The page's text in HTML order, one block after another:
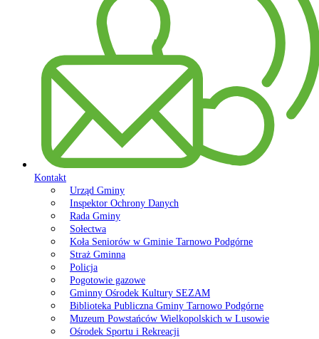
Kontakt
Urząd Gminy
Inspektor Ochrony Danych
Rada Gminy
Sołectwa
Koła Seniorów w Gminie Tarnowo Podgórne
Straż Gminna
Policja
Pogotowie gazowe
Gminny Ośrodek Kultury SEZAM
Biblioteka Publiczna Gminy Tarnowo Podgórne
Muzeum Powstańców Wielkopolskich w Lusowie
Ośrodek Sportu i Rekreacji